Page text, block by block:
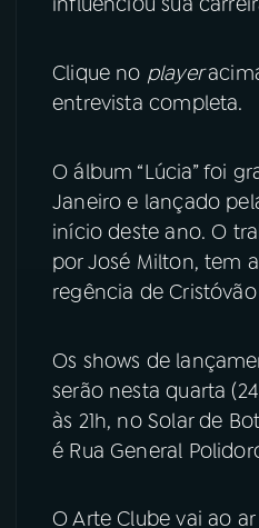
Clique no player
entrevista completa.
O álbum “Lúcia” foi
Janeiro e lançado
início deste ano. O
por José Milton, tem
regência de
Os shows de
serão nesta quarta
às 21h, no Solar de
é Rua General
O Arte Clube vai ao